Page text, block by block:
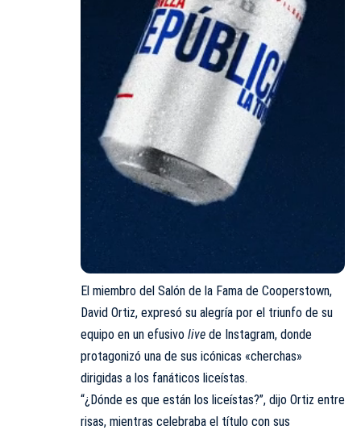
El miembro del Salón de la Fama de Cooperstown,
David Ortiz, expresó su alegría por el triunfo de su
equipo en un efusivo live de Instagram, donde
protagonizó una de sus icónicas «cherchas»
dirigidas a los fanáticos liceístas.
“¿Dónde es que están los liceístas?”, dijo Ortiz entre
risas, mientras celebraba el título con sus